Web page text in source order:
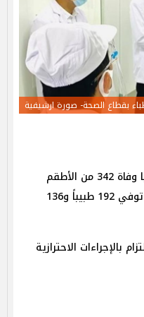
بقطاع الصحة- صورة ارشيفية
أعلنت جمعية الأطباء في إندونيسيا وفاة 342 من الأطقم
الطبية بسبب فيروس كورونا، حيث توفي 192 طبيباً و136
بالإجراءات الاحترازية